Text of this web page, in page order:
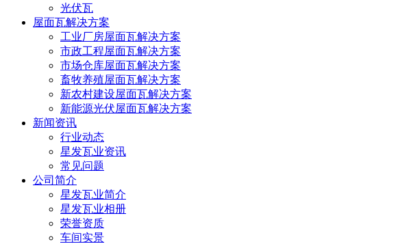
光伏瓦
屋面瓦解决方案
工业厂房屋面瓦解决方案
市政工程屋面瓦解决方案
市场仓库屋面瓦解决方案
畜牧养殖屋面瓦解决方案
新农村建设屋面瓦解决方案
新能源光伏屋面瓦解决方案
新闻资讯
行业动态
星发瓦业资讯
常见问题
公司简介
星发瓦业简介
星发瓦业相册
荣誉资质
车间实景